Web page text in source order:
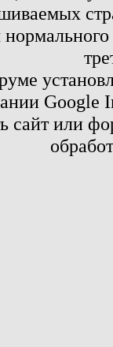
сайт или